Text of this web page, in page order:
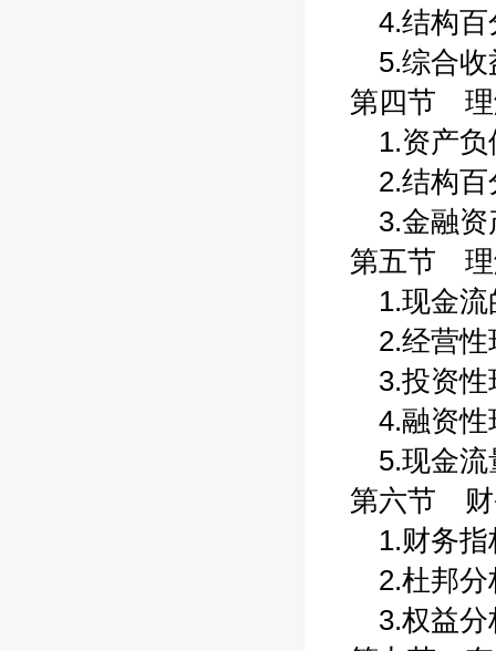
4.结构百
5.综合
第四节 理
1.资产负
2.结构百
3.金融
第五节 理
1.现金流
2.经营性
3.投资性
4.融资性
5.现金流
第六节 财
1.财务指
2.杜邦分
3.权益分